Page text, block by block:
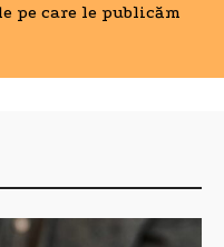
pe care le publicăm